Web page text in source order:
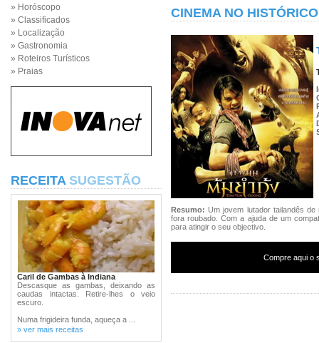
» Horóscopo
» Classificados
» Localização
» Gastronomia
» Roteiros Turísticos
» Praias
RECEITA SUGESTÃO
Caril de Gambas à Indiana
Descasque as gambas, deixando as
caudas intactas. Retire-lhes o veio
escuro.
Numa frigideira funda, aqueça a ...
» ver mais receitas
CINEMA NO HISTÓRICO
Resumo: Um jovem lutador tailandês
fora roubado. Com a ajuda de um
para atingir o seu objectivo.
Compre aqui o